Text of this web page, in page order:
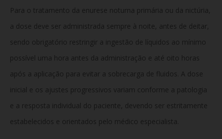
Para o tratamento da enurese noturna primária ou da nictúria,
a dose deve ser administrada sempre à noite, antes de deitar,
sendo obrigatório restringir a ingestão de líquidos ao mínimo
possível uma hora antes da administração e até oito horas
após a aplicação para evitar a sobrecarga de fluidos. A dose
inicial e os ajustes progressivos variam conforme a patologia
e a resposta individual do paciente, devendo ser estritamente
estabelecidos e orientados pelo médico especialista.